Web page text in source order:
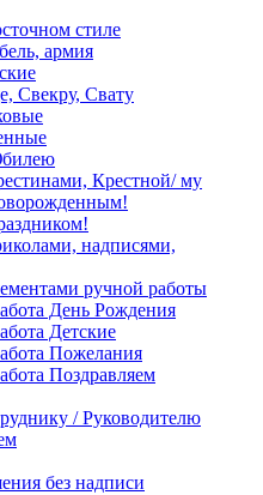
стиле
армия
Свекру, Свату
Крестной/ му
надписями,
ручной работы
День Рождения
Детские
Пожелания
Поздравляем
/ Руководителю
без надписи